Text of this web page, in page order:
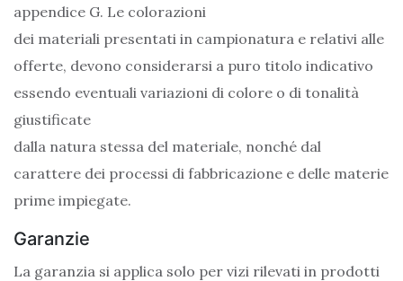
appendice G. Le colorazioni
dei materiali presentati in campionatura e relativi alle
offerte, devono considerarsi a puro titolo indicativo
essendo eventuali variazioni di colore o di tonalità
giustificate
dalla natura stessa del materiale, nonché dal
carattere dei processi di fabbricazione e delle materie
prime impiegate.
Garanzie
La garanzia si applica solo per vizi rilevati in prodotti